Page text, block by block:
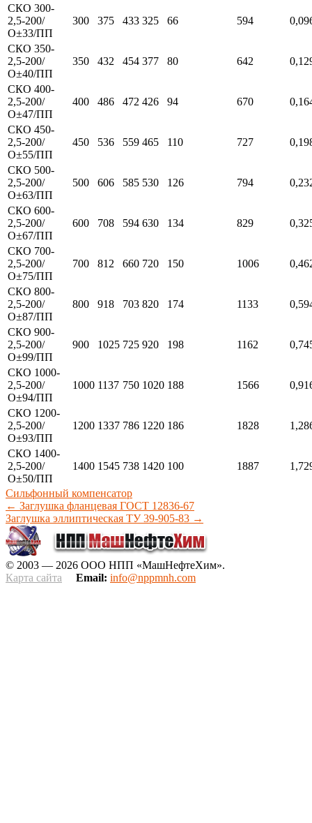
СКО 300-
2,5-200/
О±33/ПП
300 375 433 325 66 594
СКО 350-
2,5-200/
О±40/ПП
350 432 454 377 80 642
СКО 400-
2,5-200/
О±47/ПП
400 486 472 426 94 670
СКО 450-
2,5-200/
О±55/ПП
450 536 559 465 110 727
СКО 500-
2,5-200/
О±63/ПП
500 606 585 530 126 794
СКО 600-
2,5-200/
О±67/ПП
600 708 594 630 134 829
СКО 700-
2,5-200/
О±75/ПП
700 812 660 720 150 1006
СКО 800-
2,5-200/
О±87/ПП
800 918 703 820 174 1133
СКО 900-
2,5-200/
О±99/ПП
900 1025 725 920 198 1162
СКО 1000-
2,5-200/
О±94/ПП
1000 1137 750 1020 188 1566
СКО 1200-
2,5-200/
О±93/ПП
1200 1337 786 1220 186 1828
СКО 1400-
2,5-200/
О±50/ПП
1400 1545 738 1420 100 1887
Сильфонный компенсатор
← Заглушка фланцевая ГОСТ 12836-67
Заглушка эллиптическая ТУ 39-905-83 →
© 2003 — 2026 ООО НПП «МашНефтеХим».
Карта сайта
Email: info@nppmnh.com